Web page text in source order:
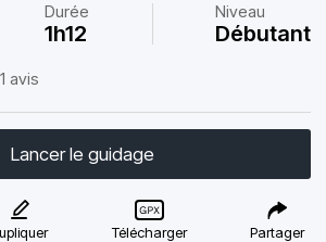
Durée
1h12
Niveau
Débutant
1 avis
Lancer le guidage
Télécharger Partager